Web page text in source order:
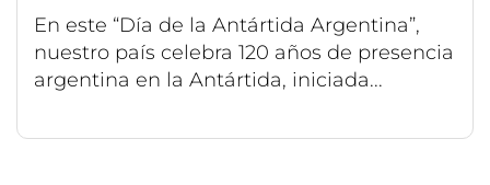
En este “Día de la Antártida Argentina”,
nuestro país celebra 120 años de presencia
argentina en la Antártida, iniciada...